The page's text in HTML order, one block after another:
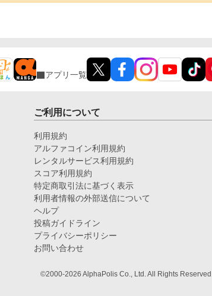
アプリ一覧
ご利用について
利用規約
アルファコイン利用規約
レンタルサービス利用規約
スコア利用規約
特定商取引法に基づく表示
利用者情報の外部送信について
ヘルプ
投稿ガイドライン
プライバシーポリシー
お問い合わせ
©2000-2026 AlphaPolis Co., Ltd. All Rights